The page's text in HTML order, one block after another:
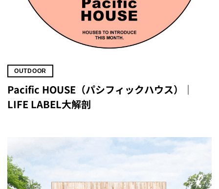
OUTDOOR
Pacific HOUSE（パシフィックハウス）｜
LIFE LABEL大解剖